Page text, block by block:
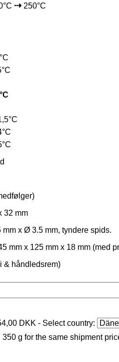
°C ⇢ 250°C
°C
32 mm
x Ø 3.5 mm, tyndere spids.
mm x 125 mm x 18 mm (med
& håndledsrem)
DKK - Select country:
g for the same shipment